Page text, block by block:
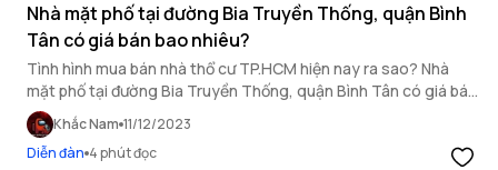
Nhà mặt phố tại đường Bia Truyền Thống, quận Bình
Tân có giá bán bao nhiêu?
Tình hình mua bán nhà thổ cư TP.HCM hiện nay ra sao? Nhà
mặt phố tại đường Bia Truyền Thống, quận Bình Tân có giá bán
thế nào? Tìm hiểu ngay!
Khắc Nam 11/12/2023
Diễn đàn 4 phút đọc